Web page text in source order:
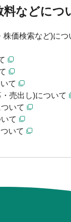
料などにつ
価検索など)につ
て
売出し)について
いて
て
いて